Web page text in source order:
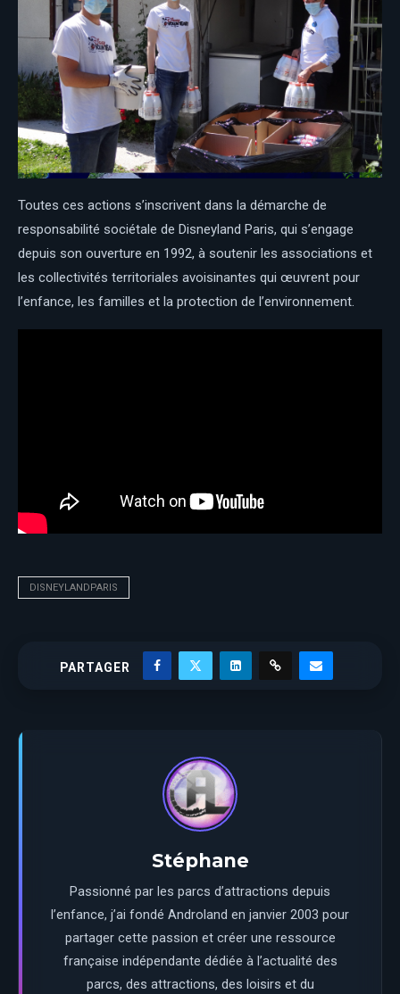
Toutes ces actions s’inscrivent dans la démarche de
responsabilité sociétale de Disneyland Paris, qui s’engage
depuis son ouverture en 1992, à soutenir les associations et
les collectivités territoriales avoisinantes qui œuvrent pour
l’enfance, les familles et la protection de l’environnement.
DISNEYLANDPARIS
PARTAGER
Stéphane
Passionné par les parcs d’attractions depuis
l’enfance, j’ai fondé Androland en janvier 2003 pour
partager cette passion et créer une ressource
française indépendante dédiée à l’actualité des
parcs, des attractions, des loisirs et du